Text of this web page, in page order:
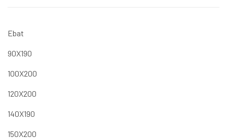
Ebat
90X190
100X200
120X200
140X190
150X200